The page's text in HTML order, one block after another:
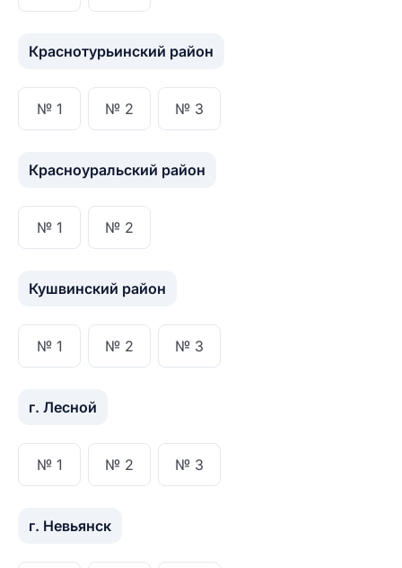
Краснотурьинский район
№ 1 № 2 № 3
Красноуральский район
№ 1 № 2
Кушвинский район
№ 1 № 2 № 3
г. Лесной
№ 1 № 2 № 3
г. Невьянск